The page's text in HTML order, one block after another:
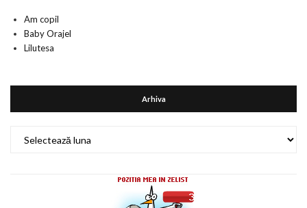
Am copil
Baby Orajel
Lilutesa
Arhiva